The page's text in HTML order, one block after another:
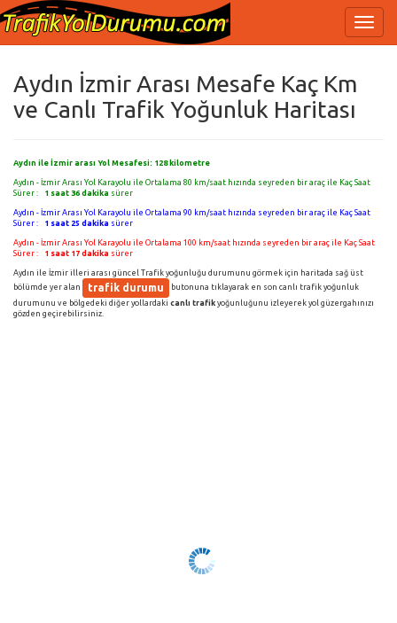
Aydın İzmir Arası Mesafe Kaç Km
ve Canlı Trafik Yoğunluk Haritası
Aydın ile İzmir arası Yol Mesafesi: 128kilometre
Aydın - İzmir Arası Yol Karayolu ile Ortalama 80 km/saat hızında seyreden bir araç ile Kaç Saat
Sürer :
1 saat 36 dakika sürer
Aydın - İzmir Arası Yol Karayolu ile Ortalama 90 km/saat hızında seyreden bir araç ile Kaç Saat
Sürer :
1 saat 25 dakika sürer
Aydın - İzmir Arası Yol Karayolu ile Ortalama 100 km/saat hızında seyreden bir araç ile Kaç Saat
Sürer :
1 saat 17 dakika sürer
Aydın ile İzmir illeri arası güncel Trafik yoğunluğu durumunu görmek için haritada sağ üst
bölümde yer alan
trafik durumu
butonuna tıklayarak en son canlı trafik yoğunluk
durumunu ve bölgedeki diğer yollardaki canlı trafik yoğunluğunu izleyerek yol güzergahınızı
gözden geçirebilirsiniz.